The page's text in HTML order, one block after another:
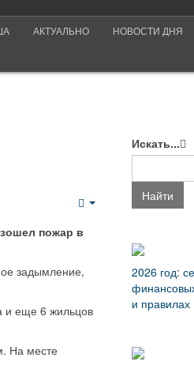
АКТУАЛЬНО НОВОСТИ ДНЯ
пожар в
задымление,
и еще 6 жильцов
На месте
Искать...
Найти
2026 год:
и правилах